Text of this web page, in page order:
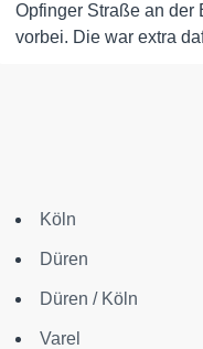
Opfinger Straße an der
vorbei. Die war extra
Köln
Düren
Düren / Köln
Varel